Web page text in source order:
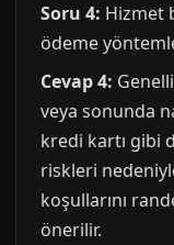
Soru 4: Hizmet
ödeme
Cevap 4:
veya sonunda
kredi kartı gibi
riskleri
koşullarını
önerilir.